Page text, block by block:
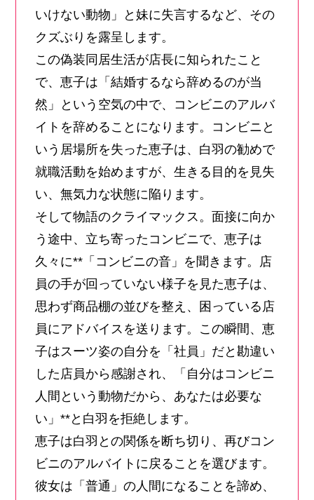
いけない動物」と妹に失言するなど、その
クズぶりを露呈します。
この偽装同居生活が店長に知られたこと
で、恵子は「結婚するなら辞めるのが当
然」という空気の中で、コンビニのアルバ
イトを辞めることになります。コンビニと
いう居場所を失った恵子は、白羽の勧めで
就職活動を始めますが、生きる目的を見失
い、無気力な状態に陥ります。
そして物語のクライマックス。面接に向か
う途中、立ち寄ったコンビニで、恵子は
久々に**「コンビニの音」を聞きます。店
員の手が回っていない様子を見た恵子は、
思わず商品棚の並びを整え、困っている店
員にアドバイスを送ります。この瞬間、恵
子はスーツ姿の自分を「社員」だと勘違い
した店員から感謝され、「自分はコンビニ
人間という動物だから、あなたは必要な
い」**と白羽を拒絶します。
恵子は白羽との関係を断ち切り、再びコン
ビニのアルバイトに戻ることを選びます。
彼女は「普通」の人間になることを諦め、